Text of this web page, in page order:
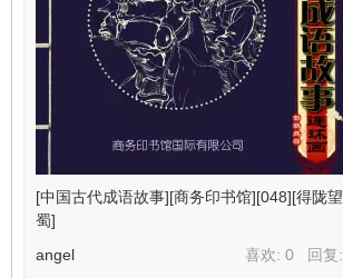
[中国古代成语故事][商务印书馆][048][得陇望
蜀]
喜欢: 0 回复:
angel